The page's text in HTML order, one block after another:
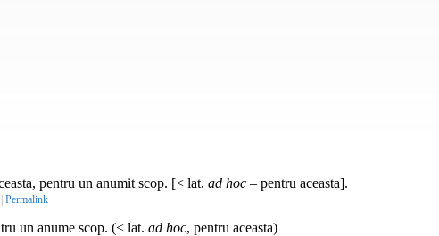
pentru un anumit scop. [< lat. ad hoc – pentru aceasta].
| Permalink
un anume scop. (< lat. ad hoc, pentru aceasta)